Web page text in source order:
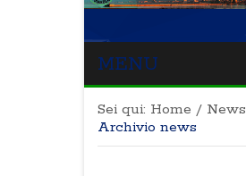
MENU
Sei qui: Home / News
Archivio news